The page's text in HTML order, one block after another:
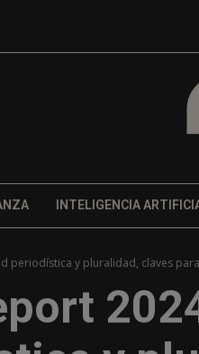
INTELIGENCIA
periodística y pluralidad, claves